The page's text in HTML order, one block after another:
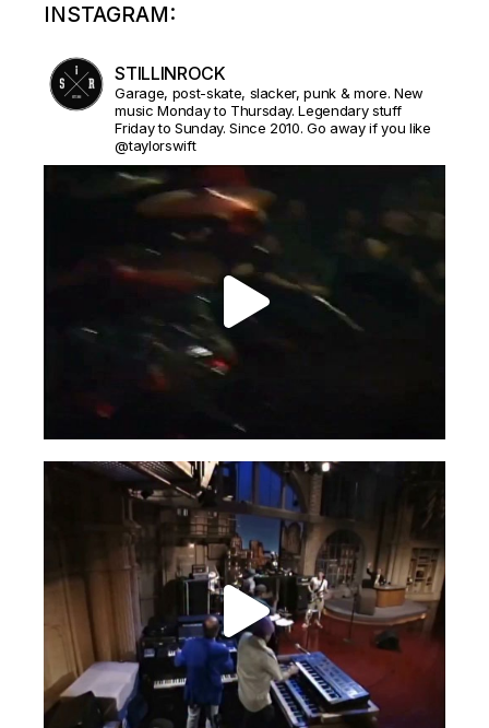
INSTAGRAM:
STILLINROCK
Garage, post-skate, slacker, punk & more. New
music Monday to Thursday. Legendary stuff
Friday to Sunday. Since 2010. Go away if you like
@taylorswift